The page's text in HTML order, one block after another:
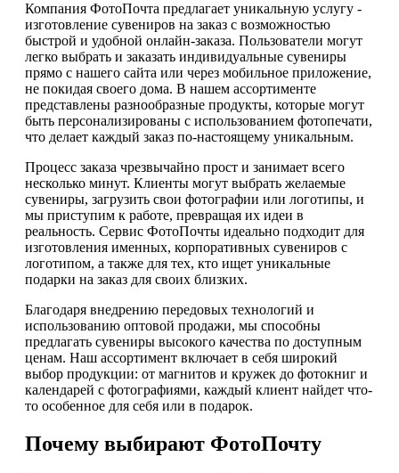
Компания ФотоПочта предлагает уникальную услугу -
изготовление сувениров на заказ с возможностью
быстрой и удобной онлайн-заказа. Пользователи могут
легко выбрать и заказать индивидуальные сувениры
прямо с нашего сайта или через мобильное приложение,
не покидая своего дома. В нашем ассортименте
представлены разнообразные продукты, которые могут
быть персонализированы с использованием фотопечати,
что делает каждый заказ по-настоящему уникальным.
Процесс заказа чрезвычайно прост и занимает всего
несколько минут. Клиенты могут выбрать желаемые
сувениры, загрузить свои фотографии или логотипы, и
мы приступим к работе, превращая их идеи в
реальность. Сервис ФотоПочты идеально подходит для
изготовления именных, корпоративных сувениров с
логотипом, а также для тех, кто ищет уникальные
подарки на заказ для своих близких.
Благодаря внедрению передовых технологий и
использованию оптовой продажи, мы способны
предлагать сувениры высокого качества по доступным
ценам. Наш ассортимент включает в себя широкий
выбор продукции: от магнитов и кружек до фотокниг и
календарей с фотографиями, каждый клиент найдет что-
то особенное для себя или в подарок.
Почему выбирают ФотоПочту